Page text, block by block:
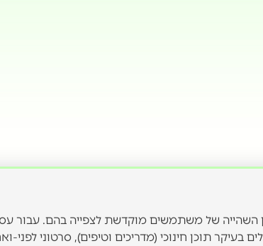
השהייה של משתמשים מוקדשת לצפייה בהם. עבור
בעיקר תוכן חינוכי (מדריכים וטיפים), סרטוני לפני-